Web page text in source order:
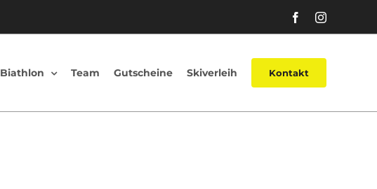
FacebookInstagram
Biathlon Team Gutscheine Skiverleih Kontakt